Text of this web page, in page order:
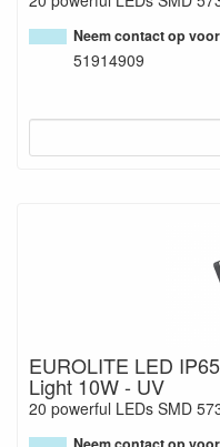
Neem contact op
51914909
EUROLITE LED
Light 10W - UV
20 powerful LEDs SMD